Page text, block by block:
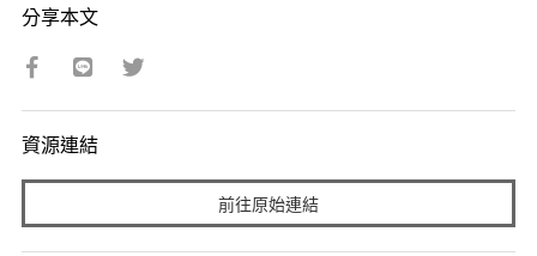
分享本文
資源連結
前往原始連結